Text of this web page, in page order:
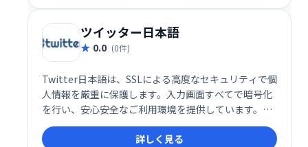
ツイッター日本語
0.0 (0件)
Twitter日本語は、SSLによる高度なセキュリティで個
人情報を厳重に保護します。入力画面すべてで暗号化
を行い、安心安全なご利用環境を提供しています。安
心してご利用ください。
詳しく見る